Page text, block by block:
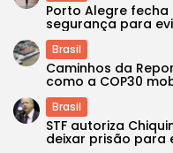
Porto Alegre
segurança para
Brasil
Caminhos da
como a COP30
Brasil
STF autoriza
deixar prisão para